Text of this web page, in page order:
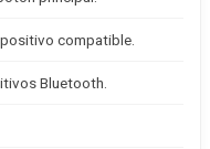
compatible.
Bluetooth.